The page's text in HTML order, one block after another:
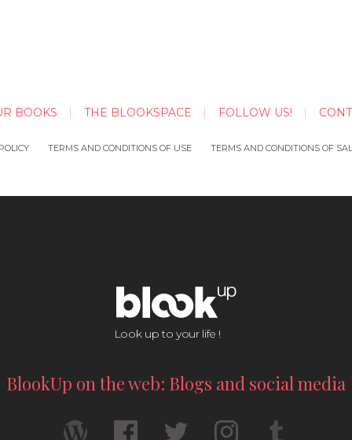
BOOKS THE BLOOKSPACE FOLLOW US!
TERMS AND CONDITIONS OF USE TERMS AND CONDITIONS OF
Look up to your life !
BlookUp on the web: Blogs and social media